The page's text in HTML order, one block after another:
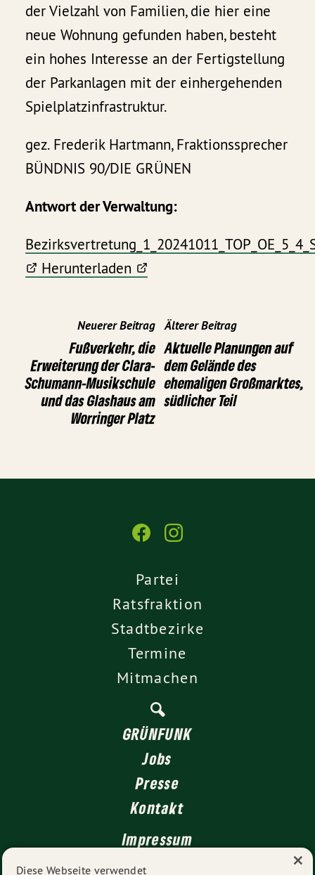
der Vielzahl von Familien, die hier eine
neue Wohnung gefunden haben, besteht
ein hohes Interesse an der Fertigstellung
der Parkanlagen mit der einhergehenden
Spielplatzinfrastruktur.
gez. Frederik Hartmann, Fraktionssprecher
BÜNDNIS 90/DIE GRÜNEN
Antwort der Verwaltung:
Herunterladen
Neuerer Beitrag
Fußverkehr, die
Erweiterung der Clara-
Schumann-Musikschule
und das Glashaus am
Worringer Platz
Älterer Beitrag
Aktuelle Planungen auf
dem Gelände des
ehemaligen Großmarktes,
südlicher Teil
Partei
Ratsfraktion
Stadtbezirke
Termine
Mitmachen
GRÜNFUNK
Jobs
Presse
Kontakt
Impressum
Datenschutz
Diese Webseite verwendet ×